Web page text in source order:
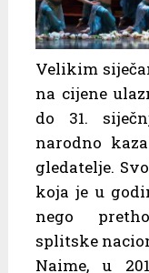
Velikim
na cijene
do 31.
narodno
gledatelje.
koja je u
nego
splitske
Naime, u